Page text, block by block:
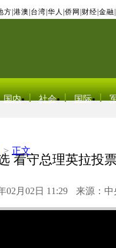
方 港澳 台湾 华人 侨网 财经 金融
国内 社会 国际
> 正文
看守总理英拉投
02月02日 11:29 来源：中